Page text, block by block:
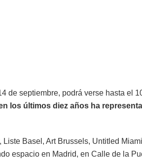
de septiembre, podrá verse hasta el
los últimos diez años ha
Basel, Art Brussels, Untitled
espacio en Madrid, en Calle de la